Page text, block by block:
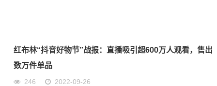
红布林“抖音好物节”战报：直播吸引超600万人观看，售出
数万件单品
246 2022-09-26